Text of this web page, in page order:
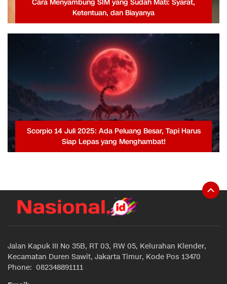
Cara Menyambung SIM yang Sudah Mati: Syarat,
Ketentuan, dan Biayanya
Scorpio 14 Juli 2025: Ada Peluang Besar, Tapi Harus
Siap Lepas yang Menghambat!
Jalan Kapuk III No 35B, RT 03, RW 05, Kelurahan Klender,
Kecamatan Duren Sawit, Jakarta Timur, Kode Pos 13470
Phone: 082348891111